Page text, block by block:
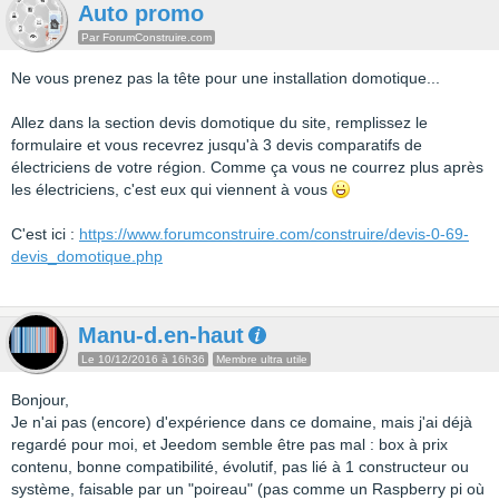
Auto promo
Par ForumConstruire.com
Ne vous prenez pas la tête pour une installation domotique...
Allez dans la section devis domotique du site, remplissez le
formulaire et vous recevrez jusqu'à 3 devis comparatifs de
électriciens de votre région. Comme ça vous ne courrez plus après
les électriciens, c'est eux qui viennent à vous
C'est ici : https://www.forumconstruire.com/construire/devis-0-69-
devis_domotique.php
Manu-d.en-haut
Le 10/12/2016 à 16h36 Membre ultra utile
Bonjour,
Je n'ai pas (encore) d'expérience dans ce domaine, mais j'ai déjà
regardé pour moi, et Jeedom semble être pas mal : box à prix
contenu, bonne compatibilité, évolutif, pas lié à 1 constructeur ou
système, faisable par un "poireau" (pas comme un Raspberry pi où